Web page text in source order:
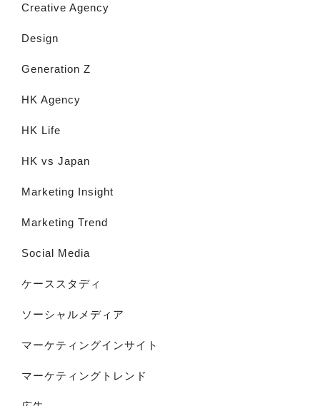
Creative Agency
Design
Generation Z
HK Agency
HK Life
HK vs Japan
Marketing Insight
Marketing Trend
Social Media
ケーススタディ
ソーシャルメディア
マーケティングインサイト
マーケティングトレンド